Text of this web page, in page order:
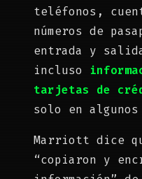
teléfonos,
números de
entrada y
incluso
tarjetas de
solo en
Marriott dice
“copiaron y